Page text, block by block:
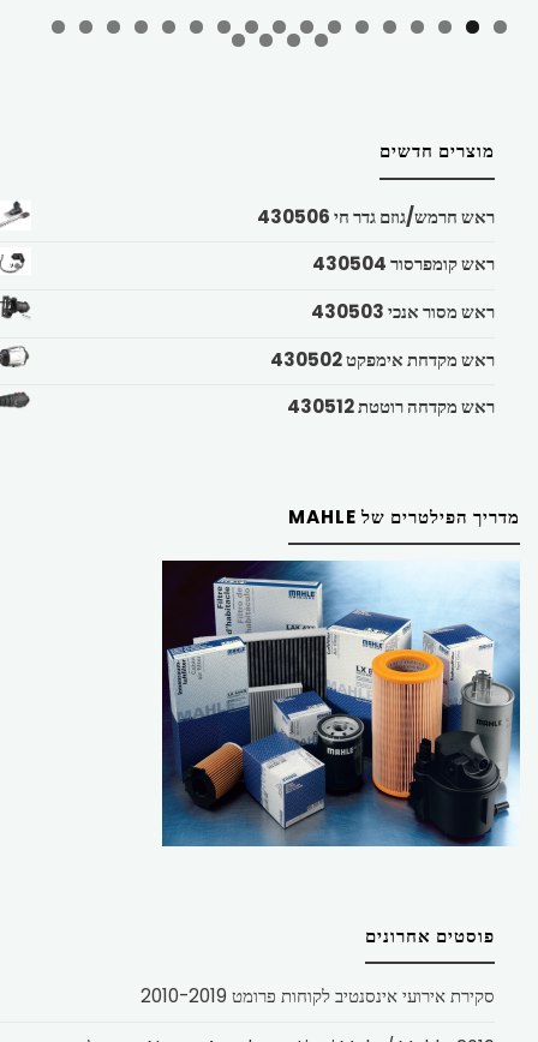
מוצרים חדשים
ראש חרמש/גוזם גדר חי 430506
ראש קומפרסור 430504
ראש מסור אנכי 430503
ראש מקדחת אימפקט 430502
ראש מקדחה רוטטת 430512
מדריך הפילטרים של MAHLE
פוסטים אחרונים
סקירת אירועי אינסנטיב לקוחות פרומט 2010-2019